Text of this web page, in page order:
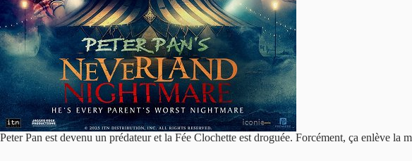
Peter Pan est devenu un prédateur et la Fée Clochette est droguée. Forcément, ça enlève la